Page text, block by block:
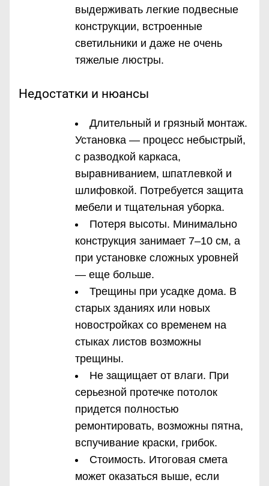
выдерживать легкие подвесные
конструкции, встроенные
светильники и даже не очень
тяжелые люстры.
Недостатки и нюансы
Длительный и грязный монтаж.
Установка — процесс небыстрый,
с разводкой каркаса,
выравниванием, шпатлевкой и
шлифовкой. Потребуется защита
мебели и тщательная уборка.
Потеря высоты. Минимально
конструкция занимает 7–10 см, а
при установке сложных уровней
— еще больше.
Трещины при усадке дома. В
старых зданиях или новых
новостройках со временем на
стыках листов возможны
трещины.
Не защищает от влаги. При
серьезной протечке потолок
придется полностью
ремонтировать, возможны пятна,
вспучивание краски, грибок.
Стоимость. Итоговая смета
может оказаться выше, если